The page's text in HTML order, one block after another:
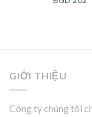
GIỚI THIỆU
Công ty chúng tôi